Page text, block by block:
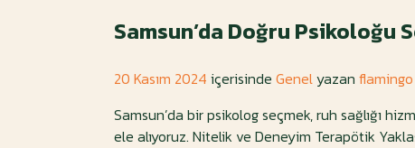
Samsun’da Doğru Psikoloğu
20 Kasım 2024 içerisinde Genelyazan flamingo
Samsun’da bir psikolog seçmek, ruh sağlığı
ele alıyoruz. Nitelik ve Deneyim Terapötik